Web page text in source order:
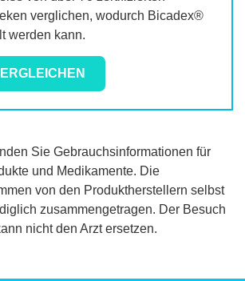
verglichen, wodurch Bicadex®
werden kann.
Sie Gebrauchsinformationen für
und Medikamente. Die
von den Produktherstellern selbst
zusammengetragen. Der Besuch
nicht den Arzt ersetzen.